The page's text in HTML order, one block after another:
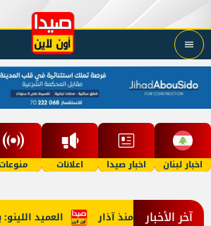
اخبار لبنان اخبار صيدا اعلانات
آخر الأخبار العميد اللينو: يضيع